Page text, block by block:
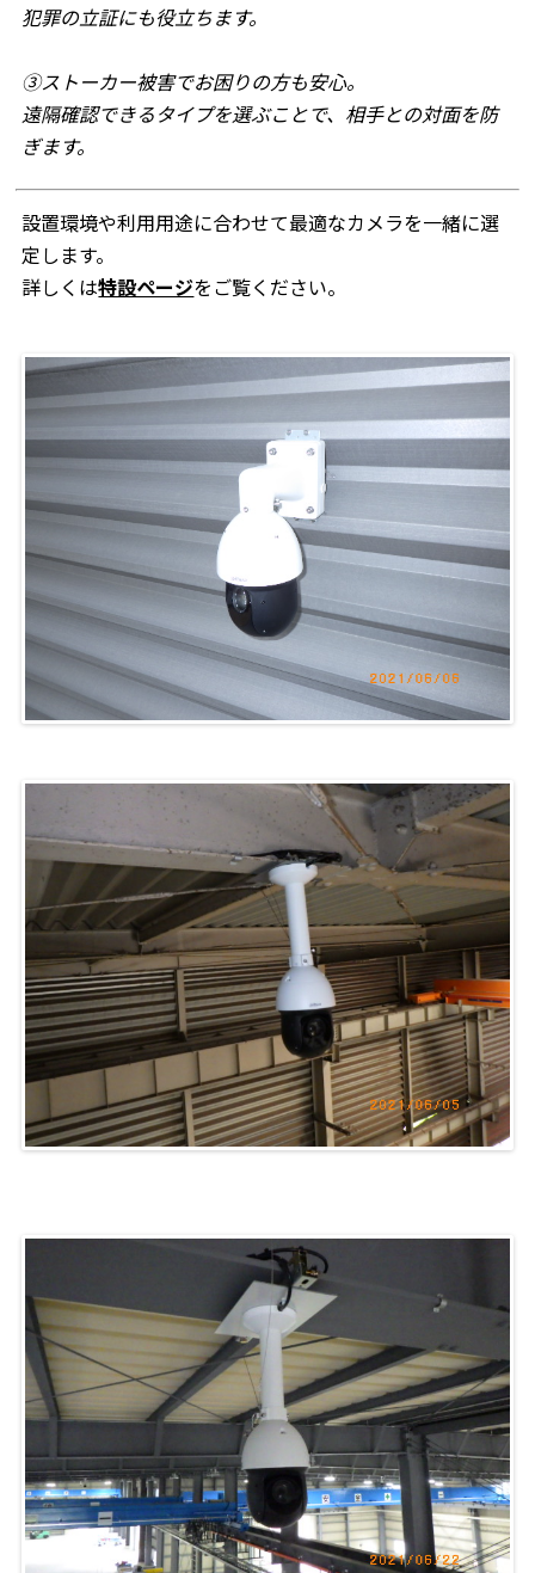
犯罪の立証にも役立ちます。
③ストーカー被害でお困りの方も安心。
遠隔確認できるタイプを選ぶことで、相手との対面を防
ぎます。
設置環境や利用用途に合わせて最適なカメラを一緒に選
定します。
詳しくは特設ページをご覧ください。